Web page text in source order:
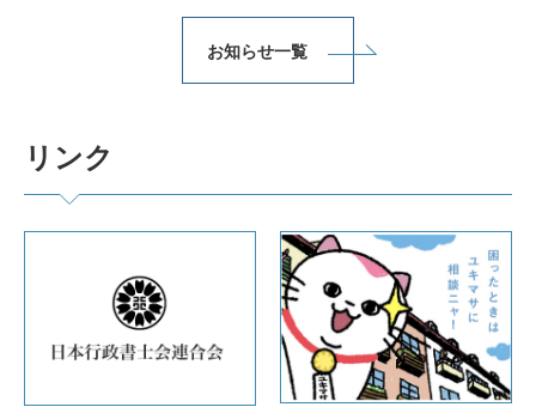
お知らせ一覧
リンク